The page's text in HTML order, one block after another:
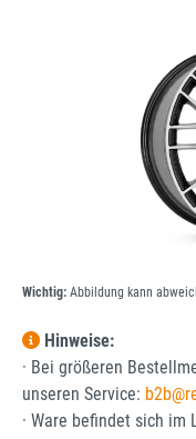
Wichtig: Abbildung kann
Hinweise:
· Bei größeren
unseren Service:
· Ware befindet sich